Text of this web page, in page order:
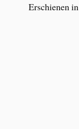
Erschienen in